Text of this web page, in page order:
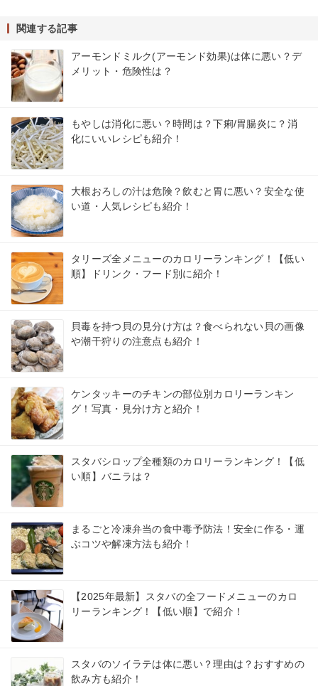
関連する記事
アーモンドミルク(アーモンド効果)は体に悪い？デ
メリット・危険性は？
もやしは消化に悪い？時間は？下痢/胃腸炎に？消
化にいいレシピも紹介！
大根おろしの汁は危険？飲むと胃に悪い？安全な使
い道・人気レシピも紹介！
タリーズ全メニューのカロリーランキング！【低い
順】ドリンク・フード別に紹介！
貝毒を持つ貝の見分け方は？食べられない貝の画像
や潮干狩りの注意点も紹介！
ケンタッキーのチキンの部位別カロリーランキン
グ！写真・見分け方と紹介！
スタバシロップ全種類のカロリーランキング！【低
い順】バニラは？
まるごと冷凍弁当の食中毒予防法！安全に作る・運
ぶコツや解凍方法も紹介！
【2025年最新】スタバの全フードメニューのカロ
リーランキング！【低い順】で紹介！
スタバのソイラテは体に悪い？理由は？おすすめの
飲み方も紹介！